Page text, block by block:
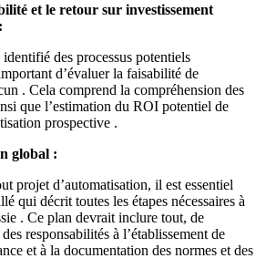
et le retour sur investissement
des processus potentiels
d’évaluer la faisabilité de
. Cela comprend la compréhension des
que l’estimation du ROI potentiel de
prospective .
global :
projet d’automatisation, il est essentiel
qui décrit toutes les étapes nécessaires à
. Ce plan devrait inclure tout, de
responsabilités à l’établissement de
et à la documentation des normes et des